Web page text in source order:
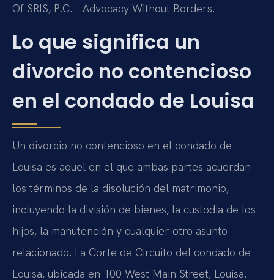
Of SRIS, P.C. – Advocacy Without Borders.
Lo que significa un
divorcio no contencioso
en el condado de Louisa
Un divorcio no contencioso en el condado de
Louisa es aquel en el que ambas partes acuerdan
los términos de la disolución del matrimonio,
incluyendo la división de bienes, la custodia de los
hijos, la manutención y cualquier otro asunto
relacionado. La Corte de Circuito del condado de
Louisa, ubicada en 100 West Main Street, Louisa,